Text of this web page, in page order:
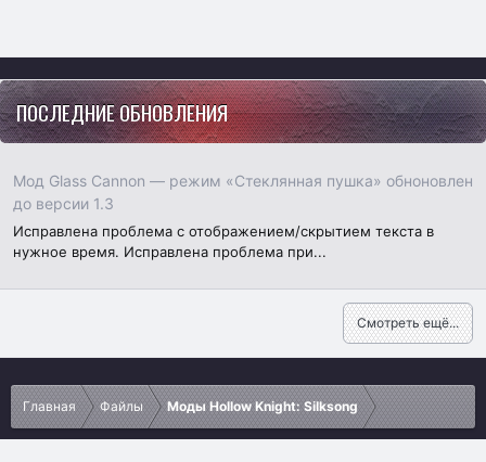
ПОСЛЕДНИЕ ОБНОВЛЕНИЯ
Мод Glass Cannon — режим «Стеклянная пушка» обноновлен
до версии 1.3
Исправлена проблема с отображением/скрытием текста в
нужное время. Исправлена проблема при...
Смотреть ещё...
Главная Файлы Моды Hollow Knight: Silksong